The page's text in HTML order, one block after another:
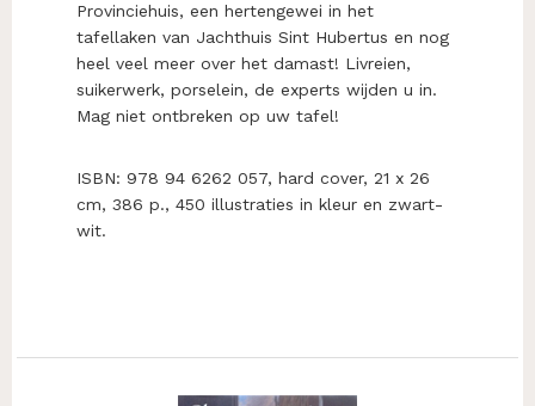
Provinciehuis, een hertengewei in het
tafellaken van Jachthuis Sint Hubertus en nog
heel veel meer over het damast! Livreien,
suikerwerk, porselein, de experts wijden u in.
Mag niet ontbreken op uw tafel!
ISBN: 978 94 6262 057, hard cover, 21 x 26
cm, 386 p., 450 illustraties in kleur en zwart-
wit.